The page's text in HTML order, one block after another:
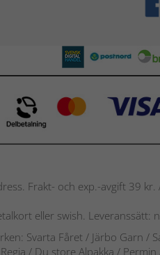
Frakt- och exp.-avgift 39
eller swish. Leveranssätt:
Svarta Fåret / Järbo Garn /
Regia / Du store Alpakka /